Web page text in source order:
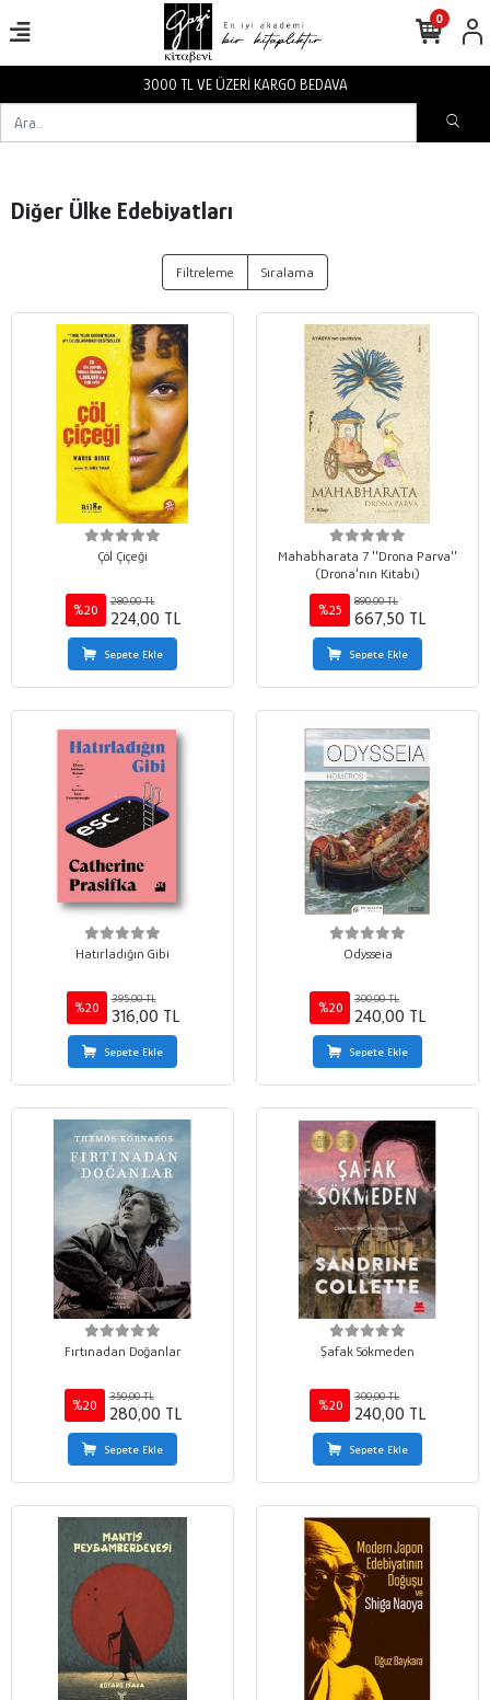
3000 TL VE ÜZERİ KARGO BEDAVA
0
Diğer Ülke Edebiyatları
Filtreleme Sıralama
Çöl Çiçeği
%20
280,00 TL
224,00 TL
Sepete Ekle
Mahabharata 7 ''Drona Parva''
(Drona'nın Kitabı)
%25
890,00 TL
667,50 TL
Sepete Ekle
Hatırladığın Gibi
%20
395,00 TL
316,00 TL
Sepete Ekle
Odysseia
%20
300,00 TL
240,00 TL
Sepete Ekle
Fırtınadan Doğanlar
%20
350,00 TL
280,00 TL
Sepete Ekle
Şafak Sökmeden
%20
300,00 TL
240,00 TL
Sepete Ekle